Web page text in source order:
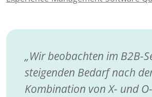
Wir beobachten im B2B-
steigenden Bedarf nach
Kombination von X- und